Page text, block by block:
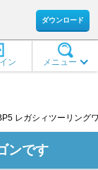
ダウンロード
メニュー
ン
レガシィツーリング
ンです